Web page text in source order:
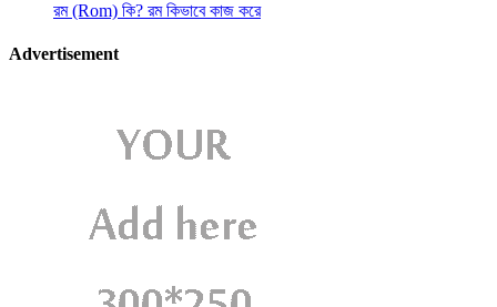
রম (Rom) কি? রম কিভাবে কাজ করে
Advertisement